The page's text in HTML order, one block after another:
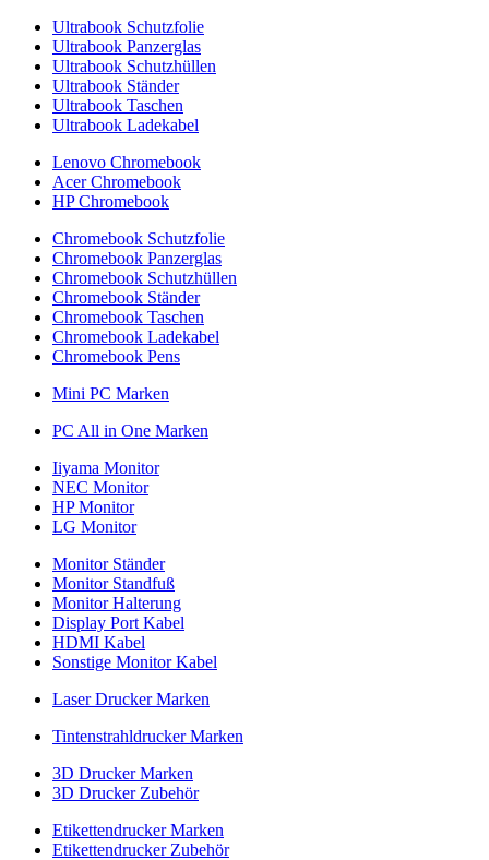
Ultrabook Schutzfolie
Ultrabook Panzerglas
Ultrabook Schutzhüllen
Ultrabook Ständer
Ultrabook Taschen
Ultrabook Ladekabel
Lenovo Chromebook
Acer Chromebook
HP Chromebook
Chromebook Schutzfolie
Chromebook Panzerglas
Chromebook Schutzhüllen
Chromebook Ständer
Chromebook Taschen
Chromebook Ladekabel
Chromebook Pens
Mini PC Marken
PC All in One Marken
Iiyama Monitor
NEC Monitor
HP Monitor
LG Monitor
Monitor Ständer
Monitor Standfuß
Monitor Halterung
Display Port Kabel
HDMI Kabel
Sonstige Monitor Kabel
Laser Drucker Marken
Tintenstrahldrucker Marken
3D Drucker Marken
3D Drucker Zubehör
Etikettendrucker Marken
Etikettendrucker Zubehör